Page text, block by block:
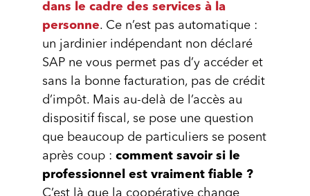
dans le cadre des services à la
personne. Ce n’est pas automatique :
un jardinier indépendant non déclaré
SAP ne vous permet pas d’y accéder et
sans la bonne facturation, pas de crédit
d’impôt. Mais au-delà de l’accès au
dispositif fiscal, se pose une question
que beaucoup de particuliers se posent
après coup : comment savoir si le
professionnel est vraiment fiable ?
C’est là que la coopérative change